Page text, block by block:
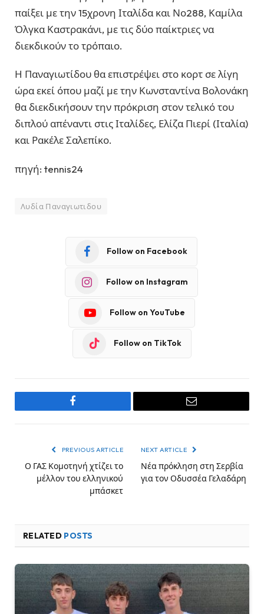
παίξει με την 15χρονη Ιταλίδα και Νο288, Καμίλα
Όλγκα Καστρακάνι, με τις δύο παίκτριες να
διεκδικούν το τρόπαιο.
Η Παναγιωτίδου θα επιστρέψει στο κορτ σε λίγη
ώρα εκεί όπου μαζί με την Κωνσταντίνα Βολονάκη
θα διεκδικήσουν την πρόκριση στον τελικό του
διπλού απέναντι στις Ιταλίδες, Ελίζα Πιερί (Ιταλία)
και Ρακέλε Σαλεπίκο.
πηγή: tennis24
Λυδία Παναγιωτιδου
Follow on Facebook
Follow on Instagram
Follow on YouTube
Follow on TikTok
Facebook Email
PREVIOUS ARTICLE
Ο ΓΑΣ Κομοτηνή χτίζει το
μέλλον του ελληνικού
μπάσκετ
NEXT ARTICLE
Νέα πρόκληση στη Σερβία
για τον Οδυσσέα Γελαδάρη
RELATED POSTS